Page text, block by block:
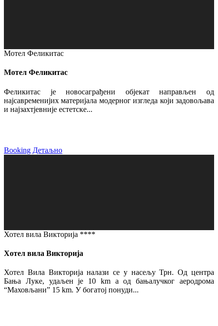
Мотел Феликитас
Мотел Феликитас
Феликитас је новосаграђени објекат направљен од
најсавременијих материјала модерног изгледа који задовољава
и најзахтјевније естетске...
Booking Детаљно
Хотел вила Викторија ****
Хотел вила Викторија
Хотел Вила Викторија налази се у насељу Трн. Од центра
Бања Луке, удаљен је 10 km а од бањалучког аеродрома
“Маховљани” 15 km. У богатој понуди...